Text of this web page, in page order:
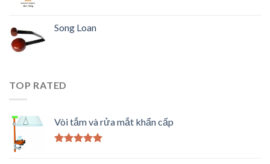
Song Loan
TOP RATED
Vòi tắm và rửa mắt khẩn cấp